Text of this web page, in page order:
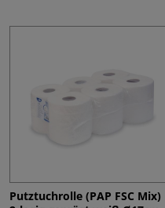
Putztuchrolle (PAP FSC Mix)